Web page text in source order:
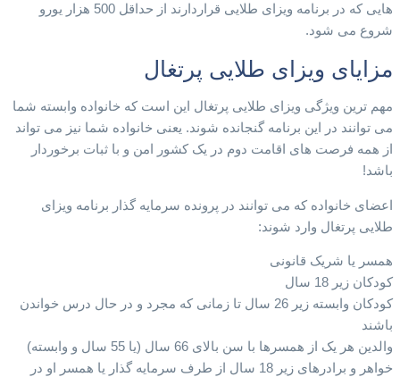
هایی که در برنامه ویزای طلایی قراردارند از حداقل 500 هزار یورو
شروع می شود.
مزایای ویزای طلایی پرتغال
مهم ترین ویژگی ویزای طلایی پرتغال این است که خانواده وابسته شما
می توانند در این برنامه گنجانده شوند. یعنی خانواده شما نیز می تواند
از همه فرصت های اقامت دوم در یک کشور امن و با ثبات برخوردار
باشد!
اعضای خانواده که می توانند در پرونده سرمایه گذار برنامه ویزای
طلایی پرتغال وارد شوند:
همسر یا شریک قانونی
کودکان زیر 18 سال
کودکان وابسته زیر 26 سال تا زمانی که مجرد و در حال درس خواندن
باشند
والدین هر یک از همسرها با سن بالای 66 سال (یا 55 سال و وابسته)
خواهر و برادرهای زیر 18 سال از طرف سرمایه گذار یا همسر او در